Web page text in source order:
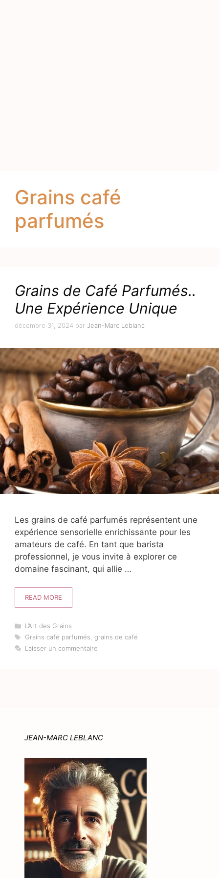
Grains café
parfumés
Grains de Café Parfumés..
Une Expérience Unique
décembre 31, 2024 par Jean-Marc Leblanc
Les grains de café parfumés représentent une
expérience sensorielle enrichissante pour les
amateurs de café. En tant que barista
professionnel, je vous invite à explorer ce
domaine fascinant, qui allie …
READ MORE
Catégories
L’Art des Grains
Étiquettes
Grains café parfumés, grains de café
Laisser un commentaire
JEAN-MARC LEBLANC